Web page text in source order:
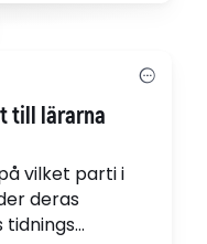
till lärarna
vilket parti i
deras
tidnings